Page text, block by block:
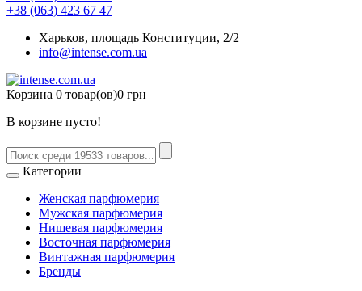
+38 (063) 423 67 47
Харьков, площадь Конституции, 2/2
info@intense.com.ua
Корзина 0 товар(ов)0 грн
В корзине пусто!
Категории
Женская парфюмерия
Мужская парфюмерия
Нишевая парфюмерия
Восточная парфюмерия
Винтажная парфюмерия
Бренды